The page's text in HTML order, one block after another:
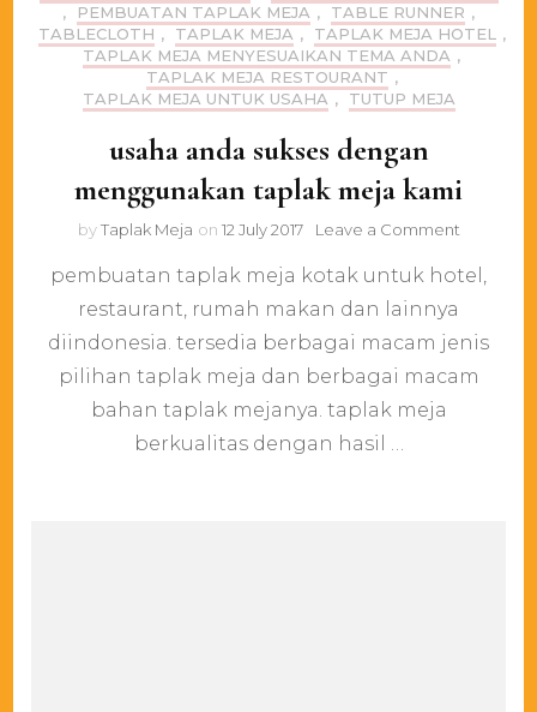
,
PEMBUATAN TAPLAK MEJA , TABLE RUNNER ,
TABLECLOTH , TAPLAK MEJA , TAPLAK MEJA HOTEL
,
TAPLAK MEJA MENYESUAIKAN TEMA ANDA ,
TAPLAK MEJA RESTOURANT ,
TAPLAK MEJA UNTUK USAHA , TUTUP MEJA
usaha anda sukses dengan
menggunakan taplak meja kami
byTaplak Meja on 12 July 2017 Leave a Commenton
anda
taplak
pembuatan taplak meja kotak untuk hotel,
restaurant, rumah makan dan lainnya
diindonesia. tersedia berbagai macam jenis
pilihan taplak meja dan berbagai macam
bahan taplak mejanya. taplak meja
berkualitas dengan hasil …